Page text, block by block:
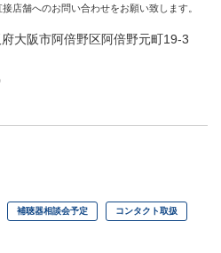
店舗へのお問い合わせをお願い致します。
大阪市阿倍野区阿倍野元町19-3
補聴器相談会予定 コンタクト取扱